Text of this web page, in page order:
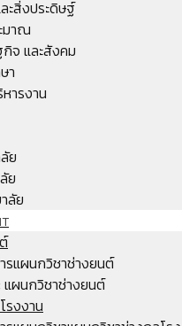
ะสิ่งประดิษฐ์
มาณ
จ และสังคม
า
ารงาน
ย
ย
ลัย
รแผนกวิชาช่างยนต์
แผนกวิชาช่างยนต์
รงงาน